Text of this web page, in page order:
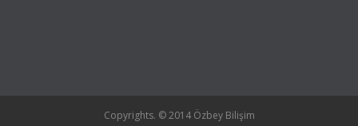
Copyrights. © 2014 Özbey Bilişim